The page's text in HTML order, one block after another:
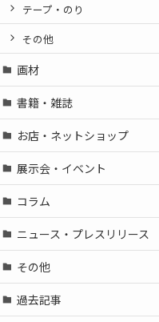
テープ・のり
その他
画材
書籍・雑誌
お店・ネットショップ
展示会・イベント
コラム
ニュース・プレスリリース
その他
過去記事